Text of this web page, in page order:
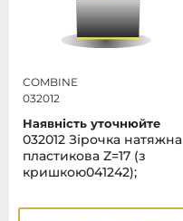
COMBINE
032012
Наявність уточнюйте
032012 Зірочка натяжна
пластикова Z=17 (з
кришкою041242);